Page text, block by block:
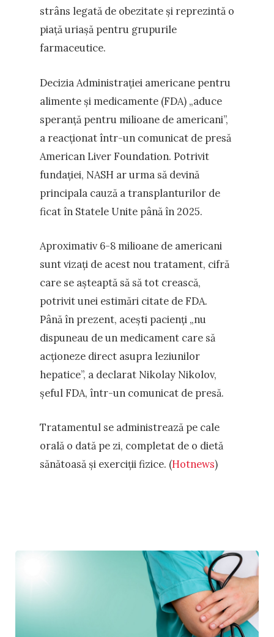
strâns legată de obezitate și reprezintă o
piață uriașă pentru grupurile
farmaceutice.
Decizia Administrației americane pentru
alimente și medicamente (FDA) „aduce
speranță pentru milioane de americani”,
a reacționat într-un comunicat de presă
American Liver Foundation. Potrivit
fundației, NASH ar urma să devină
principala cauză a transplanturilor de
ficat în Statele Unite până în 2025.
Aproximativ 6-8 milioane de americani
sunt vizați de acest nou tratament, cifră
care se așteaptă să să tot crească,
potrivit unei estimări citate de FDA.
Până în prezent, acești pacienți „nu
dispuneau de un medicament care să
acționeze direct asupra leziunilor
hepatice”, a declarat Nikolay Nikolov,
șeful FDA, într-un comunicat de presă.
Tratamentul se administrează pe cale
orală o dată pe zi, completat de o dietă
sănătoasă și exerciții fizice. (Hotnews)